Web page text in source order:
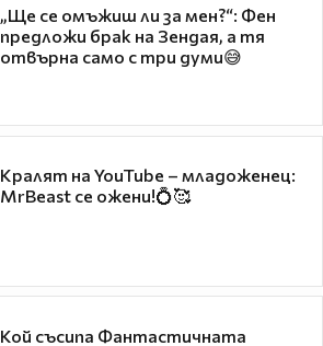
„Ще се омъжиш ли за мен?“: Фен
предложи брак на Зендая, а тя
отвърна само с три думи😅
Кралят на YouTube – младоженец:
MrBeast се ожени!💍🥰
Кой съсипа Фантастичната